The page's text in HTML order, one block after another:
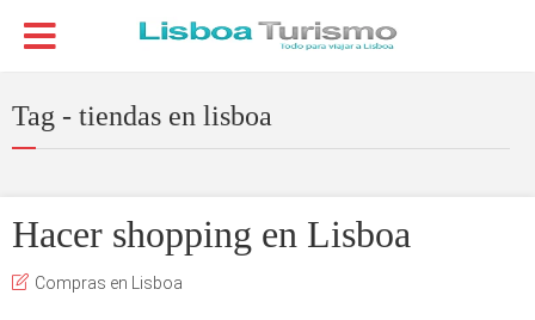
Tag - tiendas en lisboa
Hacer shopping en Lisboa
Compras en Lisboa